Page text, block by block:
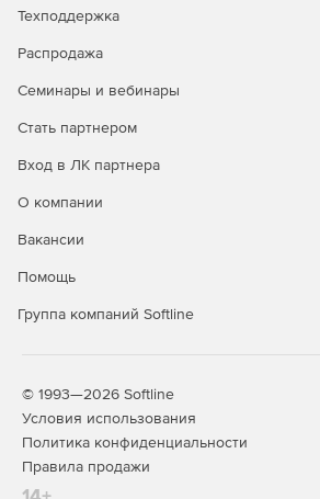
металлических, железобетонных и
Steel-Concrete-Wood – расчет и
деревянных конструкций с
Кроме того, помимо базовых
(опции):
Fracture: механика разрушения.
Fatigue: расчет выносливости.
Pipe: расчет элементов
Техподдержка
Распродажа
Семинары и вебинары
Стать партнером
Вход в ЛК партнера
О компании
Вакансии
Помощь
Группа компаний Softline
© 1993—2026 Softline
Условия использования
Политика конфиденциальности
Правила продажи